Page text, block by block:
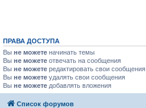
ПРАВА ДОСТУПА
Вы не можете начинать темы
Вы не можете отвечать на сообщения
Вы не можете редактировать свои сообщения
Вы не можете удалять свои сообщения
Вы не можете добавлять вложения
Список форумов